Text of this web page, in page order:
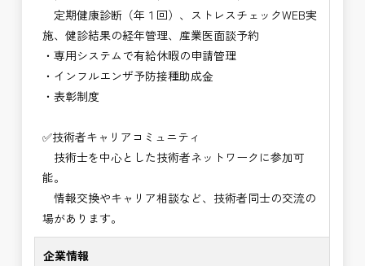
定期健康診断（年１回）、ストレスチェックWEB実
施、健診結果の経年管理、産業医面談予約
・専用システムで有給休暇の申請管理
・インフルエンザ予防接種助成⾦
・表彰制度
✅技術者キャリアコミュニティ
技術士を中心とした技術者ネットワークに参加可
能。
情報交換やキャリア相談など、技術者同士の交流の
場があります。
企業情報